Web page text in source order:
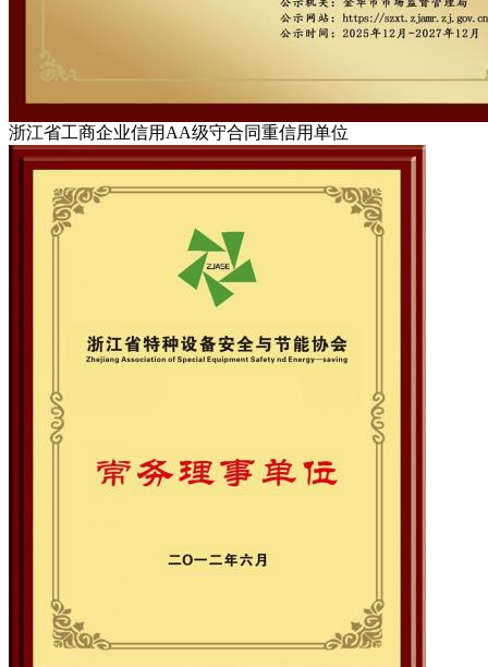
浙江省工商企业信用AA级守合同重信用单位